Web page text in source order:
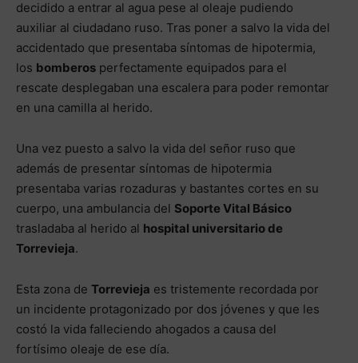
decidido a entrar al agua pese al oleaje pudiendo
auxiliar al ciudadano ruso. Tras poner a salvo la vida del
accidentado que presentaba síntomas de hipotermia,
los bomberos perfectamente equipados para el
rescate desplegaban una escalera para poder remontar
en una camilla al herido.
Una vez puesto a salvo la vida del señor ruso que
además de presentar síntomas de hipotermia
presentaba varias rozaduras y bastantes cortes en su
cuerpo, una ambulancia del Soporte Vital Básico
trasladaba al herido al hospital universitario de
Torrevieja.
Esta zona de Torrevieja es tristemente recordada por
un incidente protagonizado por dos jóvenes y que les
costó la vida falleciendo ahogados a causa del
fortísimo oleaje de ese día.